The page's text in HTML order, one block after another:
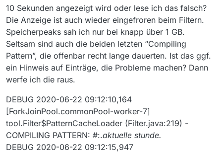
10 Sekunden angezeigt wird oder lese ich das falsch?
Die Anzeige ist auch wieder eingefroren beim Filtern.
Speicherpeaks sah ich nur bei knapp über 1 GB.
Seltsam sind auch die beiden letzten “Compiling
Pattern”, die offenbar recht lange dauerten. Ist das ggf.
ein Hinweis auf Einträge, die Probleme machen? Dann
werfe ich die raus.
DEBUG 2020-06-22 09:12:10,164
[ForkJoinPool.commonPool-worker-7]
tool.Filter$PatternCacheLoader (Filter.java:219) -
COMPILING PATTERN: #:.aktuelle stunde.
DEBUG 2020-06-22 09:12:15,947